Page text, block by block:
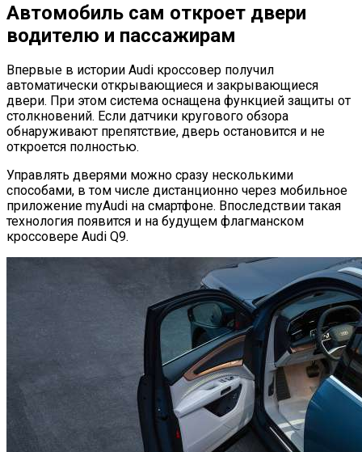
Автомобиль сам откроет двери
водителю и пассажирам
Впервые в истории Audi кроссовер получил
автоматически открывающиеся и закрывающиеся
двери. При этом система оснащена функцией защиты от
столкновений. Если датчики кругового обзора
обнаруживают препятствие, дверь остановится и не
откроется полностью.
Управлять дверями можно сразу несколькими
способами, в том числе дистанционно через мобильное
приложение myAudi на смартфоне. Впоследствии такая
технология появится и на будущем флагманском
кроссовере Audi Q9.